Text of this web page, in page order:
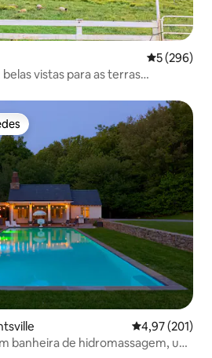
5 de uma
5 (296)
vistas para as terras
dos hóspedes
4,97 de uma
4,97 (201)
banheira de hidromassagem, um